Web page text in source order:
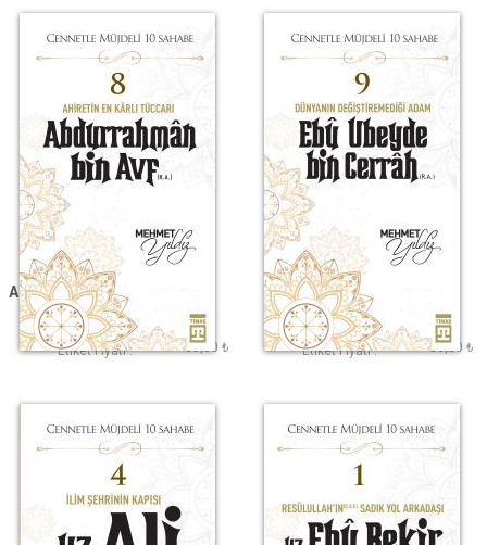
Abdurrahman Bin Avf
(R.A.)
Mehmet Yıldız
Etiket Fiyatı : 80,00 ₺
Ebu Ubeyde Bin
Cerrah (R.A.)
Mehmet Yıldız
Etiket Fiyatı : 80,00 ₺